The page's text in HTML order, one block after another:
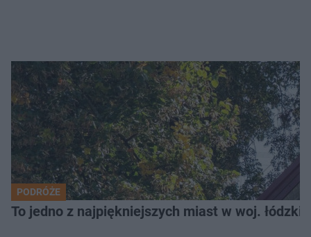
PODRÓŻE
To jedno z najpiękniejszych miast w woj.